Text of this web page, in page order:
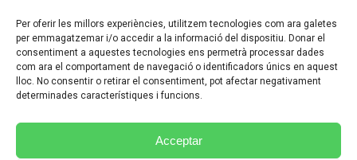
Per oferir les millors experiències, utilitzem tecnologies com ara galetes
per emmagatzemar i/o accedir a la informació del dispositiu. Donar el
consentiment a aquestes tecnologies ens permetrà processar dades
com ara el comportament de navegació o identificadors únics en aquest
lloc. No consentir o retirar el consentiment, pot afectar negativament
determinades característiques i funcions.
Acceptar
QUI SOC?
CONTACTE
AVÍS LEGAL I PROTECCIÓ DE DADES
POLÍTICA DE COOKIES (UE)
CONDICIONS PARTICULARS D’ÚS I CONTRACTACIÓ